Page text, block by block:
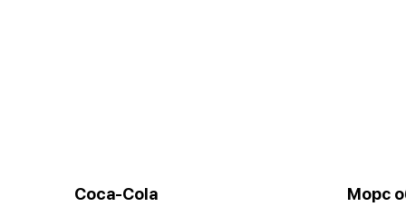
Coca-Cola Морс